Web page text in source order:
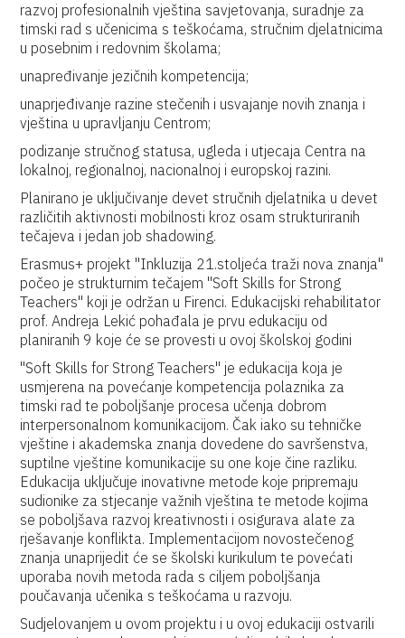
razvoj profesionalnih vještina savjetovanja, suradnje za
timski rad s učenicima s teškoćama, stručnim djelatnicima
u posebnim i redovnim školama;
unapređivanje jezičnih kompetencija;
unaprjeđivanje razine stečenih i usvajanje novih znanja i
vještina u upravljanju Centrom;
podizanje stručnog statusa, ugleda i utjecaja Centra na
lokalnoj, regionalnoj, nacionalnoj i europskoj razini.
Planirano je uključivanje devet stručnih djelatnika u devet
različitih aktivnosti mobilnosti kroz osam strukturiranih
tečajeva i jedan job shadowing.
Erasmus+ projekt "Inkluzija 21.stoljeća traži nova znanja"
počeo je strukturnim tečajem "Soft Skills for Strong
Teachers" koji je održan u Firenci. Edukacijski rehabilitator
prof. Andreja Lekić pohađala je prvu edukaciju od
planiranih 9 koje će se provesti u ovoj školskoj godini
"Soft Skills for Strong Teachers" je edukacija koja je
usmjerena na povećanje kompetencija polaznika za
timski rad te poboljšanje procesa učenja dobrom
interpersonalnom komunikacijom. Čak iako su tehničke
vještine i akademska znanja dovedene do savršenstva,
suptilne vještine komunikacije su one koje čine razliku.
Edukacija uključuje inovativne metode koje pripremaju
sudionike za stjecanje važnih vještina te metode kojima
se poboljšava razvoj kreativnosti i osigurava alate za
rješavanje konflikta. Implementacijom novostečenog
znanja unaprijedit će se školski kurikulum te povećati
uporaba novih metoda rada s ciljem poboljšanja
poučavanja učenika s teškoćama u razvoju.
Sudjelovanjem u ovom projektu i u ovoj edukaciji ostvarili